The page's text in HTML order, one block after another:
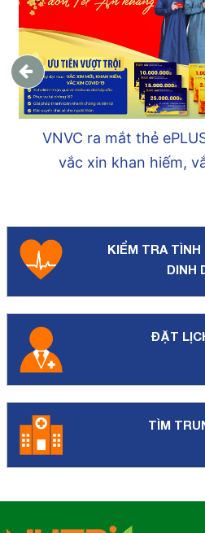
Vì sao cần khám
không nên
KIỂM TRA TÌNH
DINH
ĐẶT
TÌM